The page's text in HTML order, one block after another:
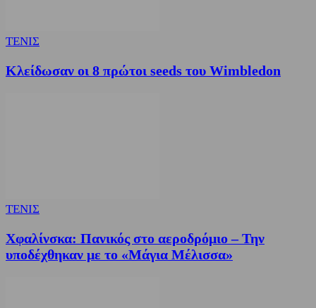
ΤΕΝΙΣ
Κλείδωσαν οι 8 πρώτοι seeds του Wimbledon
ΤΕΝΙΣ
Χφαλίνσκα: Πανικός στο αεροδρόμιο – Την
υποδέχθηκαν με το «Μάγια Μέλισσα»